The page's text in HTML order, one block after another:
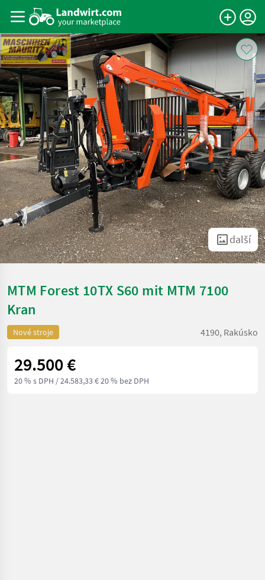
další
MTM Forest 10TX S60 mit MTM 7100
Kran
Nové stroje 4190, Rakúsko
29.500 €
20 % s DPH / 24.583,33 € 20 % bez DPH